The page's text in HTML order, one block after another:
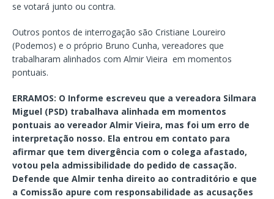
se votará junto ou contra.
Outros pontos de interrogação são Cristiane Loureiro
(Podemos) e o próprio Bruno Cunha, vereadores que
trabalharam alinhados com Almir Vieira em momentos
pontuais.
ERRAMOS: O Informe escreveu que a vereadora Silmara
Miguel (PSD) trabalhava alinhada em momentos
pontuais ao vereador Almir Vieira, mas foi um erro de
interpretação nosso. Ela entrou em contato para
afirmar que tem divergência com o colega afastado,
votou pela admissibilidade do pedido de cassação.
Defende que Almir tenha direito ao contraditório e que
a Comissão apure com responsabilidade as acusações